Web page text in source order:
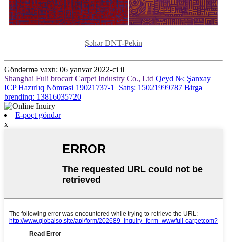
Şəhər DNT-Pekin
Göndərmə vaxtı: 06 yanvar 2022-ci il
Shanghai Fuli brocart Carpet Industry Co., Ltd Qeyd №: Şanxay
ICP Hazırlıq Nömrəsi 19021737-1
Satış: 15021999787 Birgə
brendinq: 13816035720
E-poçt göndər
x